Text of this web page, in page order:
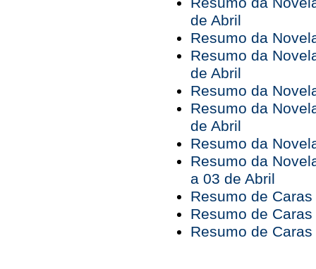
de Abril
Resumo da
Resumo da
de Abril
Resumo da
Resumo da
de Abril
Resumo da
Resumo da
a 03 de Abril
Resumo de
Resumo de
Resumo de